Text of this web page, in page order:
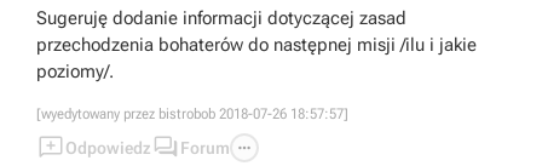
Sugeruję dodanie informacji dotyczącej zasad
przechodzenia bohaterów do następnej misji /ilu i jakie
poziomy/.
[wyedytowany przez bistrobob 2018-07-26 18:57:57]
Odpowiedz  Forum 